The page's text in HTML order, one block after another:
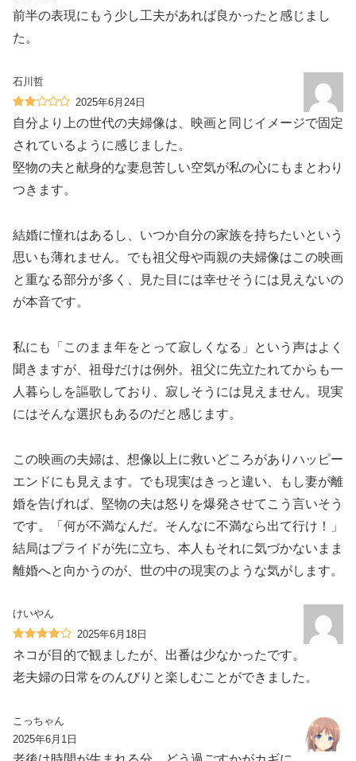
前半の表現にもう少し工夫があれば良かったと感じまし
た。
石川哲
2025年6月24日
自分より上の世代の夫婦像は、映画と同じイメージで固定
されているように感じました。
堅物の夫と献身的な妻息苦しい空気が私の心にもまとわり
つきます。
結婚に憧れはあるし、いつか自分の家族を持ちたいという
思いも薄れません。でも祖父母や両親の夫婦像はこの映画
と重なる部分が多く、見た目には幸せそうには見えないの
が本音です。
私にも「このまま年をとって寂しくなる」という声はよく
聞きますが、祖母だけは例外。祖父に先立たれてからも一
人暮らしを謳歌しており、寂しそうには見えません。現実
にはそんな選択もあるのだと感じます。
この映画の夫婦は、想像以上に救いどころがありハッピー
エンドにも見えます。でも現実はきっと違い、もし妻が離
婚を告げれば、堅物の夫は怒りを爆発させてこう言いそう
です。「何が不満なんだ。そんなに不満なら出て行け！」
結局はプライドが先に立ち、本人もそれに気づかないまま
離婚へと向かうのが、世の中の現実のような気がします。
けいやん
2025年6月18日
ネコが目的で観ましたが、出番は少なかったです。
老夫婦の日常をのんびりと楽しむことができました。
こっちゃん
2025年6月1日